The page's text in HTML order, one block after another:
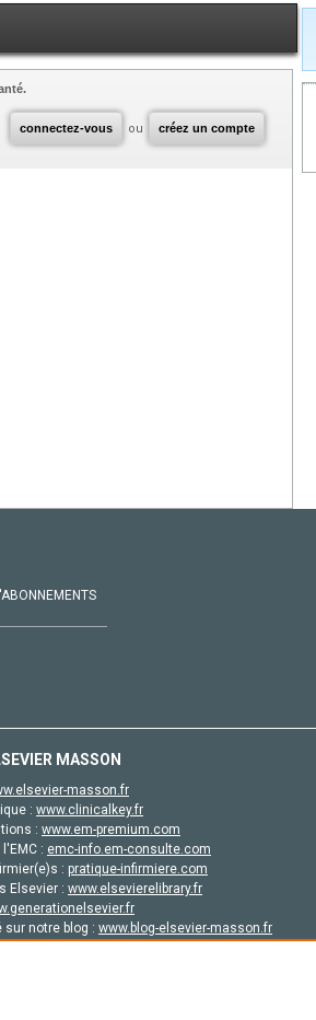
connectez-vous ou créez un compte
MASSON
masson.fr
: www.clinicalkey.fr
: www.em-premium.com
: emc-info.em-consulte.com
: pratique-infirmiere.com
Elsevier : www.elsevierelibrary.fr
notre blog : www.blog-elsevier-masson.fr